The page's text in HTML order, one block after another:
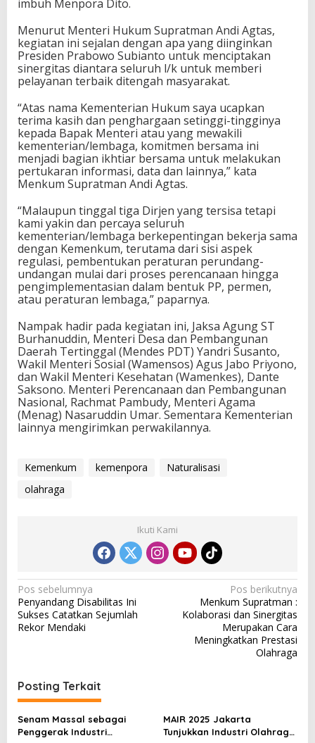
h
r
a
g
a
a
n
N
a
t
u
r
l
i
s
a
s
i
imbuh Menpora Dito.
Menurut Menteri Hukum Supratman Andi Agtas,
kegiatan ini sejalan dengan apa yang diinginkan
Presiden Prabowo Subianto untuk menciptakan
sinergitas diantara seluruh l/k untuk memberi
pelayanan terbaik ditengah masyarakat.
“Atas nama Kementerian Hukum saya ucapkan
terima kasih dan penghargaan setinggi-tingginya
kepada Bapak Menteri atau yang mewakili
kementerian/lembaga, komitmen bersama ini
menjadi bagian ikhtiar bersama untuk melakukan
pertukaran informasi, data dan lainnya,” kata
Menkum Supratman Andi Agtas.
“Malaupun tinggal tiga Dirjen yang tersisa tetapi
kami yakin dan percaya seluruh
kementerian/lembaga berkepentingan bekerja sama
dengan Kemenkum, terutama dari sisi aspek
regulasi, pembentukan peraturan perundang-
undangan mulai dari proses perencanaan hingga
pengimplementasian dalam bentuk PP, permen,
atau peraturan lembaga,” paparnya.
Nampak hadir pada kegiatan ini, Jaksa Agung ST
Burhanuddin, Menteri Desa dan Pembangunan
Daerah Tertinggal (Mendes PDT) Yandri Susanto,
Wakil Menteri Sosial (Wamensos) Agus Jabo Priyono,
dan Wakil Menteri Kesehatan (Wamenkes), Dante
Saksono. Menteri Perencanaan dan Pembangunan
Nasional, Rachmat Pambudy, Menteri Agama
(Menag) Nasaruddin Umar. Sementara Kementerian
lainnya mengirimkan perwakilannya.
Kemenkum kemenpora
Naturalisasi
olahraga
Ikuti Kami
N
a
v
a
s
i
Pos sebelumnya
Penyandang Disabilitas Ini
Sukses Catatkan Sejumlah
Rekor Mendaki
Pos berikutnya
Menkum Supratman :
Kolaborasi dan Sinergitas
Merupakan Cara
Meningkatkan Prestasi
Olahraga
Posting Terkait
Senam Massal sebagai
Penggerak Industri
MAIR 2025 Jakarta
Tunjukkan Industri Olahraga